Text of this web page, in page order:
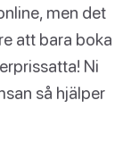
men det
att bara boka
Ni
så hjälper